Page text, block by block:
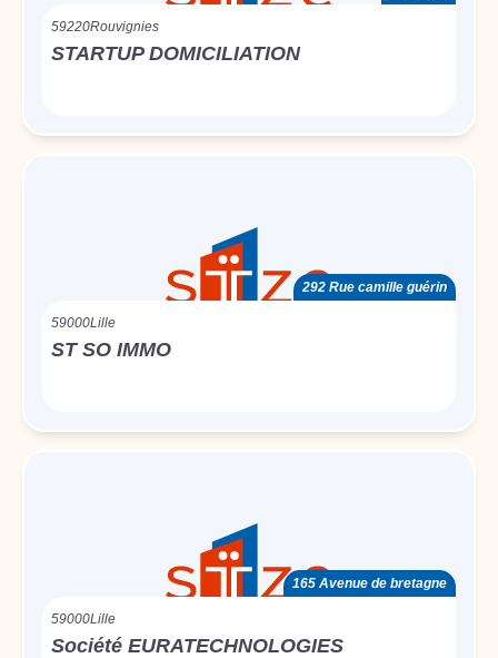
59220Rouvignies
STARTUP DOMICILIATION
292 Rue camille guérin
59000Lille
ST SO IMMO
165 Avenue de bretagne
59000Lille
Société EURATECHNOLOGIES